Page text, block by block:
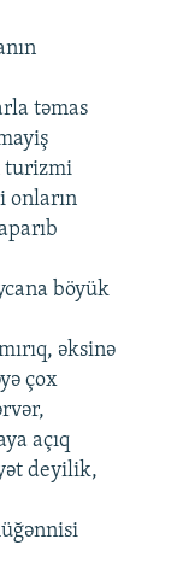
təmas
turizmi
onların
böyük
əksinə
çox
açıq
deyilik,